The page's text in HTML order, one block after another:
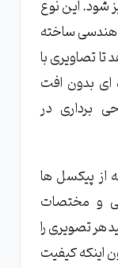
شود. این نوع
هندسی ساخته
تا تصاویری با
ای بدون افت
برداری در
از پیکسل ها
و مختصات
هر تصویری را
اینکه کیفیت